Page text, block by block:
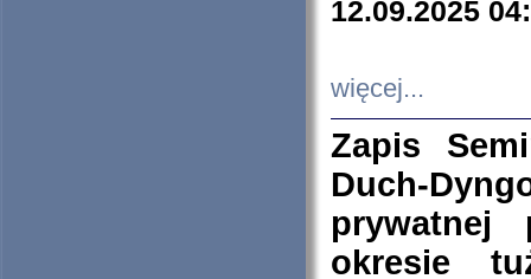
12.09.2025
więcej...
Zapis
Duch-
prywatnej
okresie